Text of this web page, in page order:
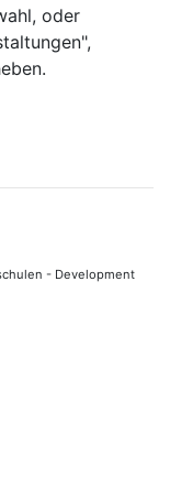
oder
- Development